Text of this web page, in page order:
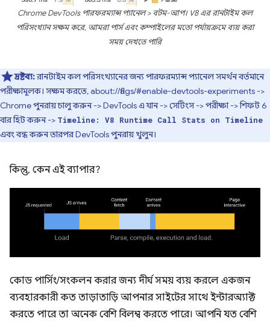
Chrome DevTools পারফরম্যান্স প্যানেল > বটম-আপ। V8 এর রানটাইম কল
পরিসংখ্যান সক্ষম করে, আমরা পার্স এবং কম্পাইলের মতো পর্যায়ক্রমে ব্যয় করা
সময় দেখতে পারি
দ্রষ্টব্য:রানটাইম কল পরিসংখ্যানের জন্য পারফরম্যান্স প্যানেল সমর্থন বর্তমানে
পরীক্ষামূলক। সক্ষম করতে, about://flags/#enable-devtools-experiments ->
Chrome পুনরায় চালু করুন -> DevTools এ যান -> সেটিংস -> পরীক্ষা -> শিফট 6
বার হিট করুন -> Timeline: V8 Runtime Call Stats on Timeline
এবং বন্ধ করুন তারপর DevTools পুনরায় খুলুন।
কিন্তু, কেন এই ব্যাপার?
কোড পার্সিং/সংকলন করার জন্য দীর্ঘ সময় ব্যয় করলে একজন
ব্যবহারকারী কত তাড়াতাড়ি আপনার সাইটের সাথে ইন্টারঅ্যাক্ট
করতে পারে তা অনেক বেশি বিলম্ব করতে পারে। আপনি যত বেশি